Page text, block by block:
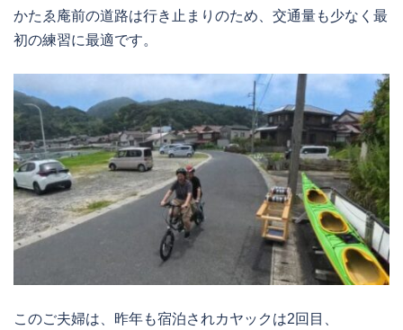
かたゑ庵前の道路は行き止まりのため、交通量も少なく最
初の練習に最適です。
このご夫婦は、昨年も宿泊されカヤックは2回目、